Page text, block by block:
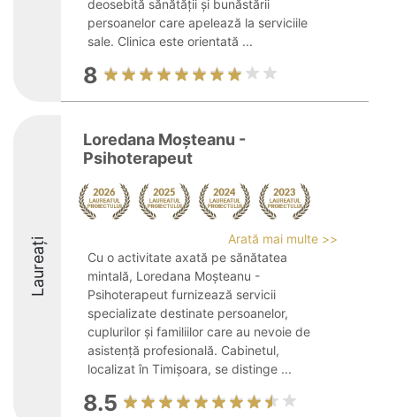
deosebită sănătății și bunăstării
persoanelor care apelează la serviciile
sale. Clinica este orientată ...
8
Laureați
Loredana Moșteanu -
Psihoterapeut
Arată mai multe >>
Cu o activitate axată pe sănătatea
mintală, Loredana Moșteanu -
Psihoterapeut furnizează servicii
specializate destinate persoanelor,
cuplurilor și familiilor care au nevoie de
asistență profesională. Cabinetul,
localizat în Timișoara, se distinge ...
8.5